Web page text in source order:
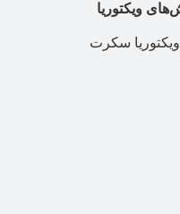
ویکتوریا
سکرت